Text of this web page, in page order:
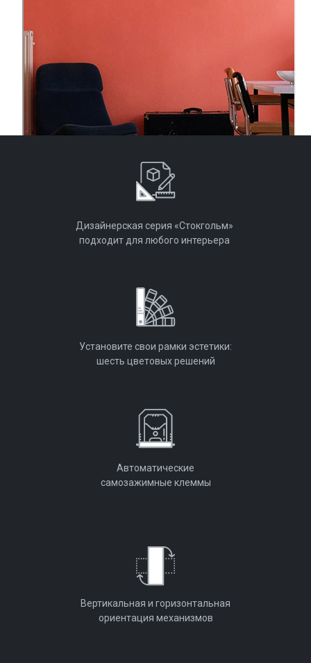
Установите свои рамки эстетики:
шесть цветовых решений
Дизайнерская серия «Стокгольм»
подходит для любого интерьера
Автоматические
самозажимные клеммы
Вертикальная и горизонтальная
ориентация механизмов